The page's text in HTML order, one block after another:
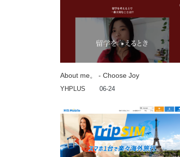
About me。 - Choose Joy
YHPLUS 06-24